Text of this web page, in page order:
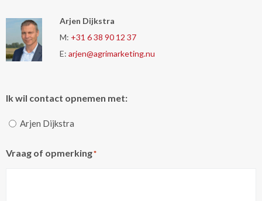
Arjen Dijkstra
M: +31 6 38 90 12 37
E: arjen@agrimarketing.nu
Ik wil contact opnemen met:
Arjen Dijkstra
Vraag of opmerking*